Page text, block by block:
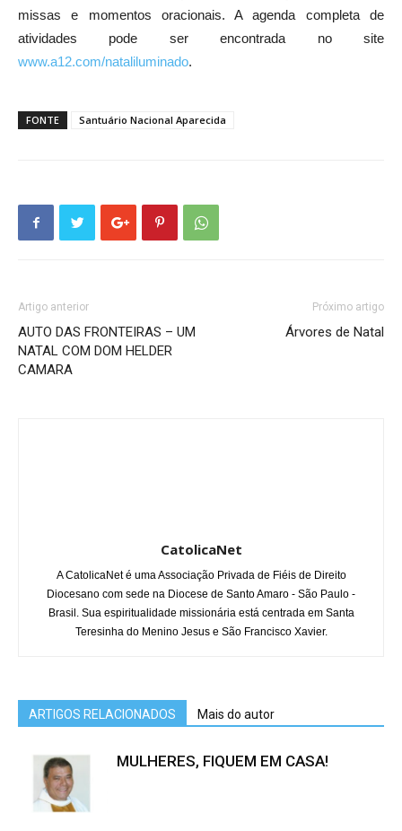
missas e momentos oracionais. A agenda completa de
atividades pode ser encontrada no site
www.a12.com/nataliluminado.
FONTE Santuário Nacional Aparecida
Artigo anterior
AUTO DAS FRONTEIRAS – UM
NATAL COM DOM HELDER
CAMARA
Próximo artigo
Árvores de Natal
CatolicaNet
A CatolicaNet é uma Associação Privada de Fiéis de Direito
Diocesano com sede na Diocese de Santo Amaro - São Paulo -
Brasil. Sua espiritualidade missionária está centrada em Santa
Teresinha do Menino Jesus e São Francisco Xavier.
ARTIGOS RELACIONADOS Mais do autor
MULHERES, FIQUEM EM CASA!